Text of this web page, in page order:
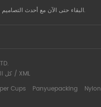
البقاء حتى الآن مع أحدث التصاميم والعروض الترويجية وآخر الأخبار.
كل / XML
Cups Panyuepacking
Nylon